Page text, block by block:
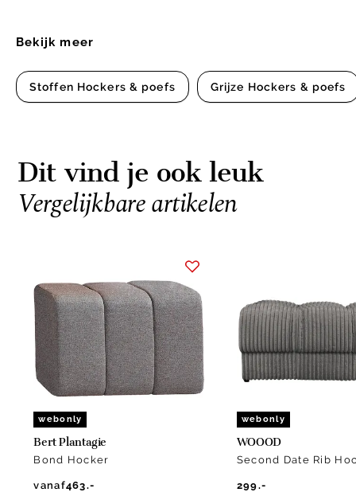
Bekijk meer
Stoffen Hockers & poefs Grijze Hockers & poefs
Dit vind je ook leuk
Vergelijkbare artikelen
webonly
Bert Plantagie
Bond Hocker
vanaf463.-
webonly
WOOOD
Second Date Rib
299.-